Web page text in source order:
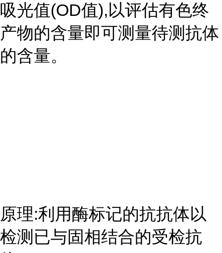
吸光值(OD值),以评估有色终
产物的含量即可测量待测抗体
的含量。
原理:利用酶标记的抗抗体以
检测已与固相结合的受检抗